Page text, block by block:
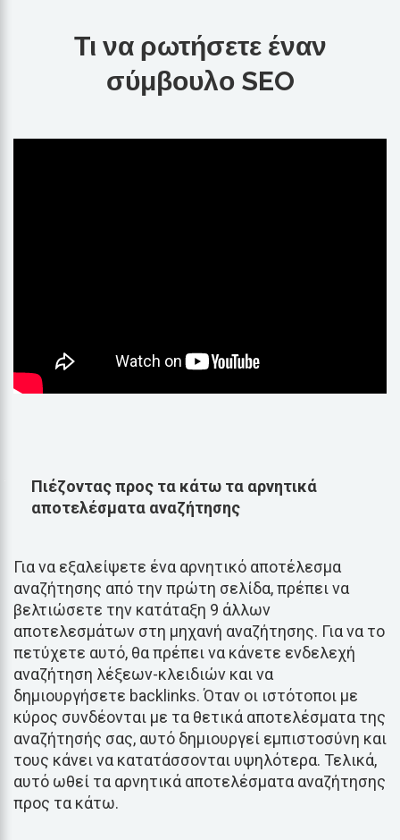
Τι να ρωτήσετε έναν
σύμβουλο SEO
Πιέζοντας προς τα κάτω τα αρνητικά
αποτελέσματα αναζήτησης
Για να εξαλείψετε ένα αρνητικό αποτέλεσμα
αναζήτησης από την πρώτη σελίδα, πρέπει να
βελτιώσετε την κατάταξη 9 άλλων
αποτελεσμάτων στη μηχανή αναζήτησης. Για να το
πετύχετε αυτό, θα πρέπει να κάνετε ενδελεχή
αναζήτηση λέξεων-κλειδιών και να
δημιουργήσετε backlinks. Όταν οι ιστότοποι με
κύρος συνδέονται με τα θετικά αποτελέσματα της
αναζήτησής σας, αυτό δημιουργεί εμπιστοσύνη και
τους κάνει να κατατάσσονται υψηλότερα. Τελικά,
αυτό ωθεί τα αρνητικά αποτελέσματα αναζήτησης
προς τα κάτω.